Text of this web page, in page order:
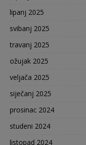
lipanj 2025
svibanj 2025
travanj 2025
ožujak 2025
veljača 2025
siječanj 2025
prosinac 2024
studeni 2024
listopad 2024